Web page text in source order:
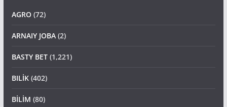
AGRO(72)
ARNAIY JOBA(2)
BASTY BET(1,221)
BILİK(402)
BİLİM (80)